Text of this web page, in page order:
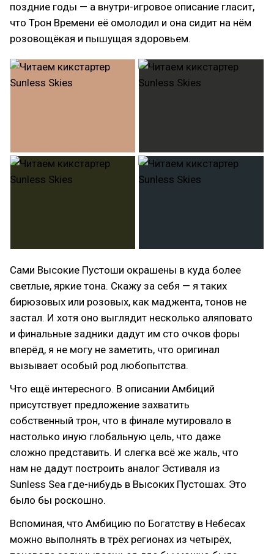
поздние годы — а внутри-игровое описание гласит,
что Трон Времени её омолодил и она сидит на нём
розовощёкая и пышущая здоровьем.
Сами Высокие Пустоши окрашены в куда более
светлые, яркие тона. Скажу за себя — я таких
бирюзовых или розовых, как маджента, тонов не
застал. И хотя оно выглядит несколько аляповато
и финальные задники дадут им сто очков форы
вперёд, я не могу не заметить, что оригинал
вызывает особый род любопытства.
Что ещё интересного. В описании Амбиций
присутствует предложение захватить
собственный трон, что в финале мутировало в
настолько иную глобальную цель, что даже
сложно представить. И слегка всё же жаль, что
нам не дадут построить аналог Эстиваля из
Sunless Sea где-нибудь в Высоких Пустошах. Это
было бы роскошно.
Вспоминая, что Амбицию по Богатству в Небесах
можно выполнять в трёх регионах из четырёх,